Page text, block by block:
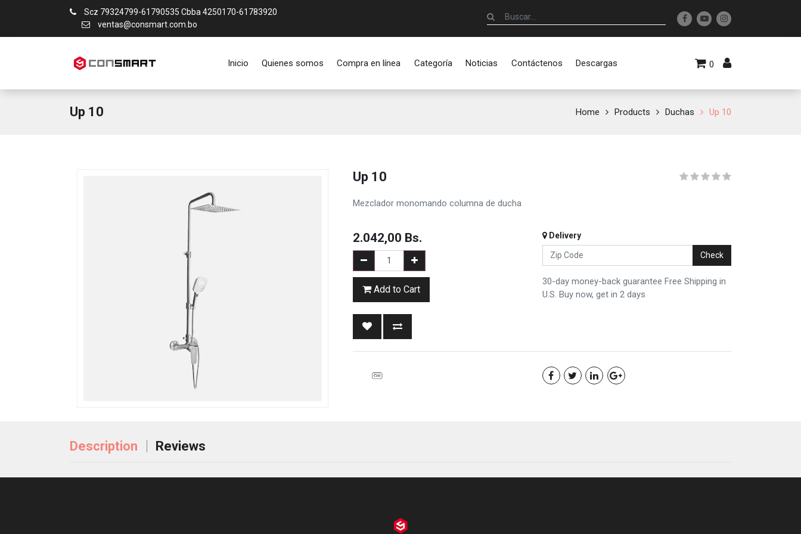
Scz 79324799-61790535 Cbba 4250170-61783920
ventas@consmart.com.bo
Inicio Quienes somos Compra en línea Categoría Noticias Contáctenos Descargas 0
Up 10 Home Products Duchas Up 10
Up 10
Mezclador monomando columna de ducha
2.042,00 Bs.
Add to Cart
Delivery
Check
30-day money-back guarantee Free Shipping in
U.S. Buy now, get in 2 days
Description Reviews